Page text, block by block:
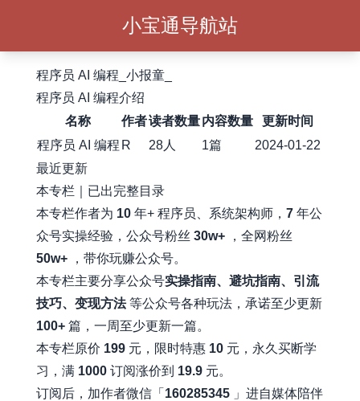
小宝通导航站
程序员 AI 编程_小报童_
程序员 AI 编程介绍
名称
作者读者数量内容数量
更新时间
程序员 AI 编程 R 28人 1篇
2024-01-22
最近更新
本专栏｜已出完整目录
本专栏作者为 10年+ 程序员、系统架构师， 7年公
众号实操经验，公众号粉丝 30w+，全网粉丝
50w+，带你玩赚公众号。
本专栏主要分享公众号实操指南、避坑指南、引流
技巧、变现方法等公众号各种玩法，承诺至少更新
100+篇，一周至少更新一篇。
本专栏原价 199元，限时特惠 10元，永久买断学
习，满 1000订阅涨价到 19.9元。
订阅后，加作者微信「 160285345」进自媒体陪伴